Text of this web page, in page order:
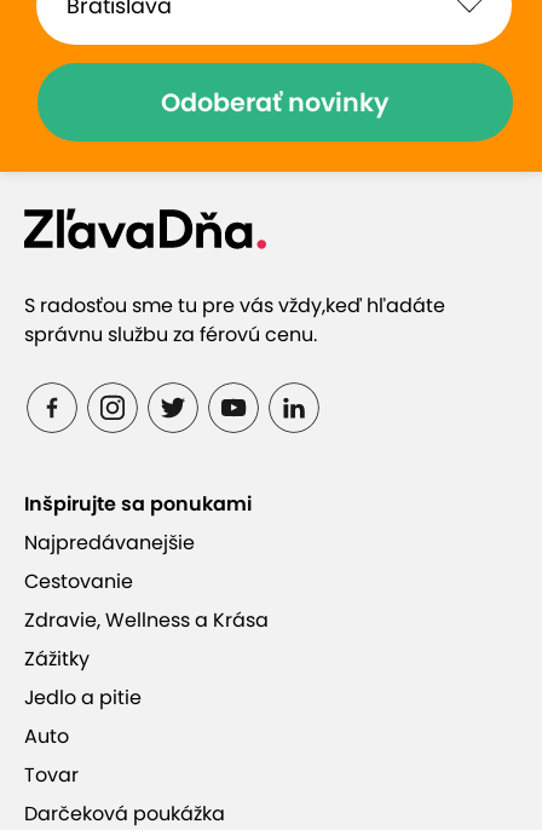
Odoberať novinky
S radosťou sme tu pre vás vždy,keď hľadáte
správnu službu za férovú cenu.
Inšpirujte sa ponukami
Najpredávanejšie
Cestovanie
Zdravie, Wellness a Krása
Zážitky
Jedlo a pitie
Auto
Tovar
Darčeková poukážka